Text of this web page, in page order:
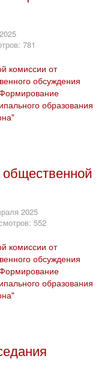
781
комиссии от
обсуждения
образования
2025
552
комиссии от
обсуждения
образования